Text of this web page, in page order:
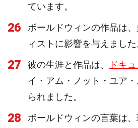
ています。
26
ボールドウィンの作品は
ィストに影響を与えました
27 彼の生涯と作品は、 ドキ
イ・アム・ノット・ユア
られました。
28
ボールドウィンの言葉は